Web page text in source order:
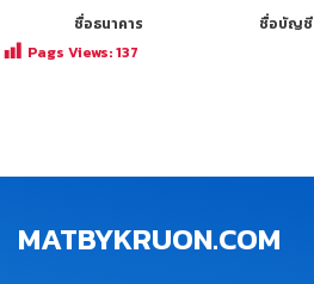
ชื่อธนาคาร ชื่อบัญชี
Pags Views:137
MATBYKRUON.COM